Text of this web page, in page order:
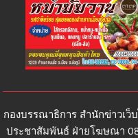
กองบรรณาธิการ สำนักข่าวเว็
ประชาสัมพันธ์ ฝ่ายโฆษณา